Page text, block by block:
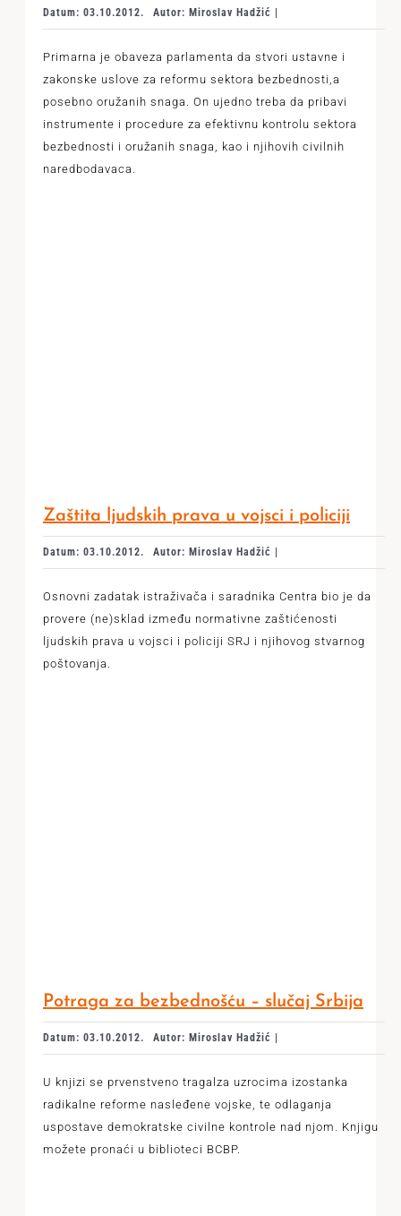
Datum: 03.10.2012. Autor: Miroslav Hadžić |
Primarna je obaveza parlamenta da stvori ustavne i
zakonske uslove za reformu sektora bezbednosti,a
posebno oružanih snaga. On ujedno treba da pribavi
instrumente i procedure za efektivnu kontrolu sektora
bezbednosti i oružanih snaga, kao i njihovih civilnih
naredbodavaca.
Zaštita ljudskih prava u vojsci i policiji
Datum: 03.10.2012. Autor: Miroslav Hadžić |
Osnovni zadatak istraživača i saradnika Centra bio je da
provere (ne)sklad između normativne zaštićenosti
ljudskih prava u vojsci i policiji SRJ i njihovog stvarnog
poštovanja.
Potraga za bezbednošću – slučaj Srbija
Datum: 03.10.2012. Autor: Miroslav Hadžić |
U knjizi se prvenstveno tragalza uzrocima izostanka
radikalne reforme nasleđene vojske, te odlaganja
uspostave demokratske civilne kontrole nad njom. Knjigu
možete pronaći u biblioteci BCBP.